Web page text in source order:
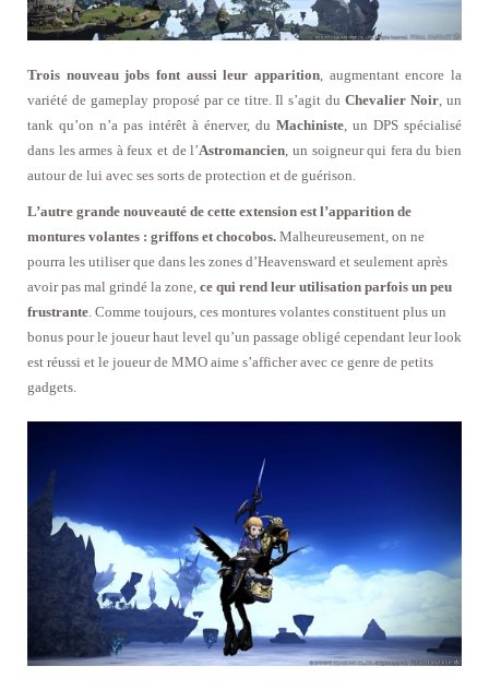
Trois nouveau jobs font aussi leur apparition, augmentant encore la
variété de gameplay proposé par ce titre. Il s’agit duChevalier Noir, un
tank qu’on n’a pas intérêt à énerver, du Machiniste, un DPS spécialisé
dans les armes à feux et de l’Astromancien, un soigneur qui fera du bien
autour de lui avec ses sorts de protection et de guérison.
L’autre grande nouveauté de cette extension est l’apparition de
montures volantes : griffons et chocobos. Malheureusement, on ne
pourra les utiliser que dans les zones d’Heavensward et seulement après
avoir pas mal grindé la zone, ce qui rend leur utilisation parfois un peu
frustrante. Comme toujours, ces montures volantes constituent plus un
bonus pour le joueur haut level qu’un passage obligé cependant leur look
est réussi et le joueur de MMO aime s’afficher avec ce genre de petits
gadgets.